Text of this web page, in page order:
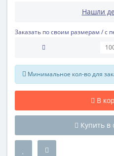
Нашли
Заказать по своим размерам / с
Минимальное кол-во для
В
Купить в